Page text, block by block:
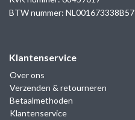
BTW nummer: NL001673338B57
Klantenservice
Over ons
Verzenden & retourneren
Betaalmethoden
Klantenservice